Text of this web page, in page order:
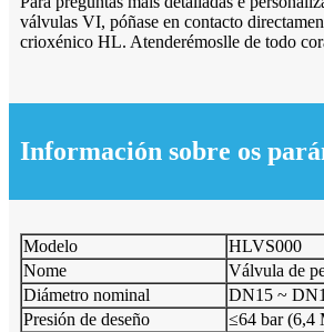
válvulas VI, póñase en contacto
crioxénico HL. Atenderémoslle de todo
Información sobre os
Modelo
HLVS000
Nome
Válvula de
Diámetro nominal
DN15 ~
Presión de deseño
≤64 bar (6,4